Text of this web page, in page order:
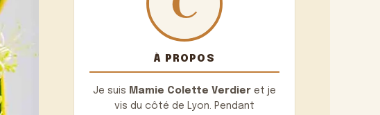
À PROPOS
Je suis Mamie Colette Verdier et je
vis du côté de Lyon. Pendant